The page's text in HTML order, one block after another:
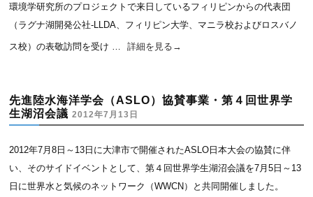
環境学研究所のプロジェクトで来日しているフィリピンからの代表団
（ラグナ湖開発公社-LLDA、フィリピン大学、マニラ校およびロスバノ
ス校）の表敬訪問を受け … 詳細を見る →
先進陸水海洋学会（ASLO）協賛事業・第４回世界学
生湖沼会議 2012年7月13日
2012年7月8日～13日に大津市で開催されたASLO日本大会の協賛に伴
い、そのサイドイベントとして、第４回世界学生湖沼会議を7月5日～13
日に世界水と気候のネットワーク（WWCN）と共同開催しました。